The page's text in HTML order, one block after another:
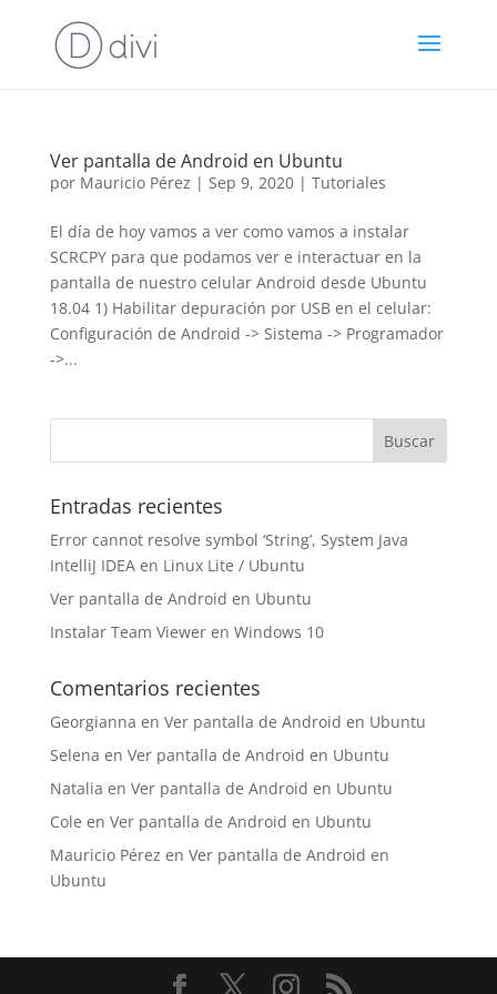
Ver pantalla de Android en Ubuntu
por Mauricio Pérez | Sep 9, 2020| Tutoriales
El día de hoy vamos a ver como vamos a instalar
SCRCPY para que podamos ver e interactuar en la
pantalla de nuestro celular Android desde Ubuntu
18.04 1) Habilitar depuración por USB en el celular:
Configuración de Android -> Sistema -> Programador
->...
Entradas recientes
Error cannot resolve symbol ‘String’, System Java
IntelliJ IDEA en Linux Lite / Ubuntu
Ver pantalla de Android en Ubuntu
Instalar Team Viewer en Windows 10
Comentarios recientes
Georgianna en Ver pantalla de Android en Ubuntu
Selena en Ver pantalla de Android en Ubuntu
Natalia en Ver pantalla de Android en Ubuntu
Cole en Ver pantalla de Android en Ubuntu
Mauricio Pérez en Ver pantalla de Android en
Ubuntu